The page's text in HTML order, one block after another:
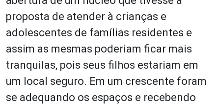
proposta de atender à crianças e
adolescentes de famílias residentes e
assim as mesmas poderiam ficar mais
tranquilas, pois seus filhos estariam em
um local seguro. Em um crescente foram
se adequando os espaços e recebendo